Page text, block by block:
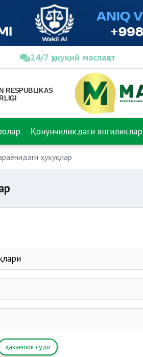
24/7 ҳуқуқий маслаҳат
Қонунчиликдаги янгиликлар
ҳуқуқлар
ҳакамлик суди